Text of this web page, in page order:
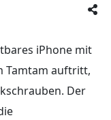
iPhone mit
Tamtam auftritt,
Der